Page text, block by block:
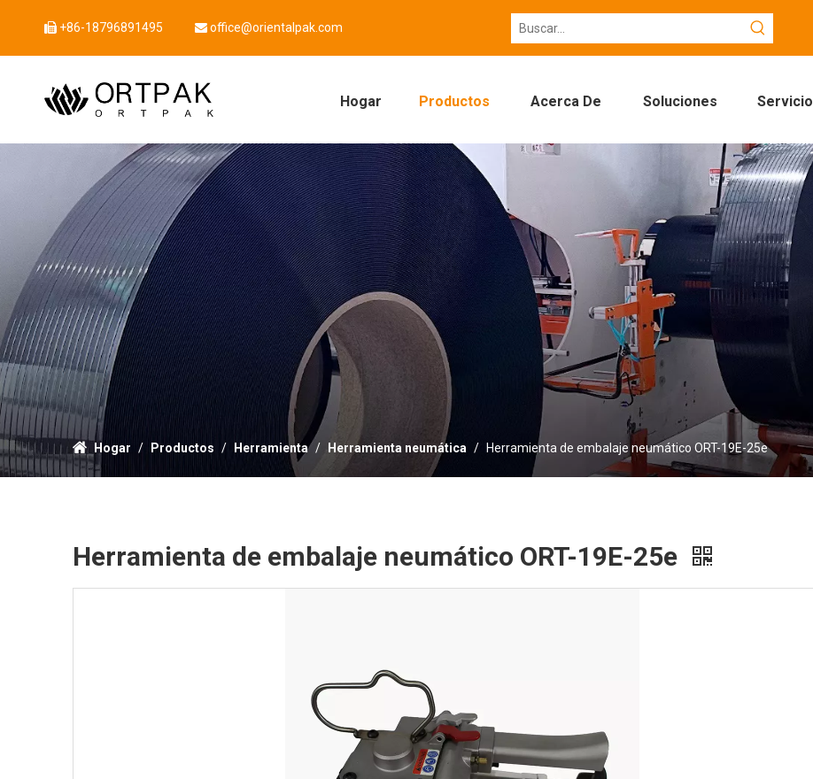
 +86-18796891495  office@orientalpak.com
Hogar Productos Acerca De Soluciones Servicio
Hogar / Productos / Herramienta / Herramienta neumática / Herramienta de embalaje neumático ORT-19E-25e
Herramienta de embalaje neumático ORT-19E-25e